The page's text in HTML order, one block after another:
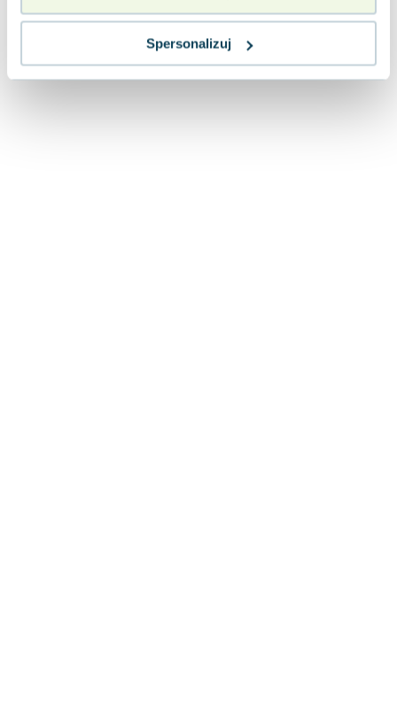
Spersonalizuj